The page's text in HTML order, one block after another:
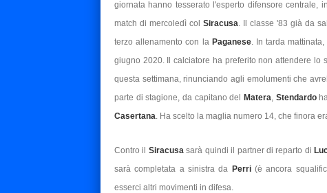
giornata hanno tesserato l'esperto difensore centrale,
match di mercoledì colSiracusa. Il classe '83 già da
terzo allenamento con la Paganese. In tarda
giugno 2020. Il calciatore ha preferito non attendere lo
questa settimana, rinunciando agli emolumenti che
parte di stagione, da capitano del
Matera, Stendardo
Casertana. Ha scelto la maglia numero 14, che finora
Contro il Siracusasarà quindi il partner di reparto di
sarà completata a sinistra da Perri(è ancora
esserci altri movimenti in difesa.